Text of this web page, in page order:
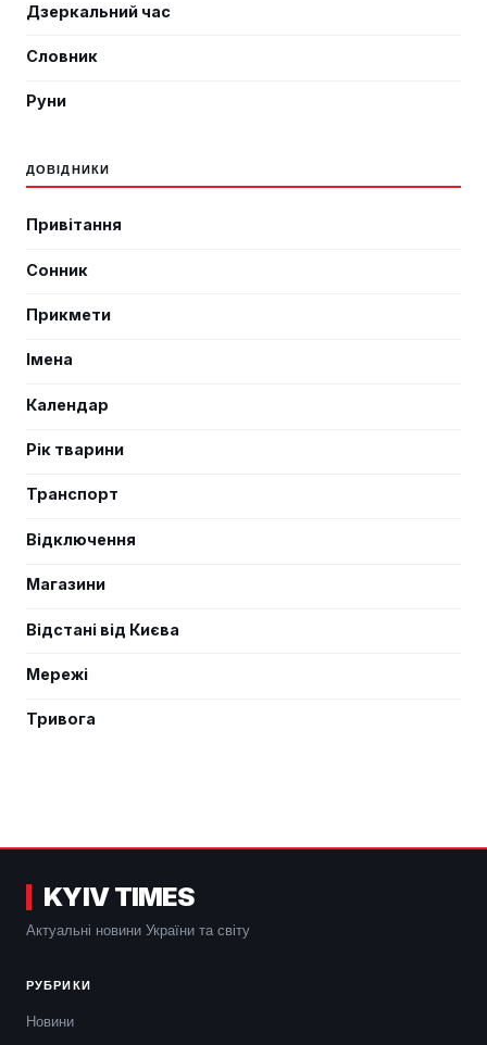
Дзеркальний час
Словник
Руни
ДОВІДНИКИ
Привітання
Сонник
Прикмети
Імена
Календар
Рік тварини
Транспорт
Відключення
Магазини
Відстані від Києва
Мережі
Тривога
KYIV TIMES
Актуальні новини України та світу
РУБРИКИ
Новини